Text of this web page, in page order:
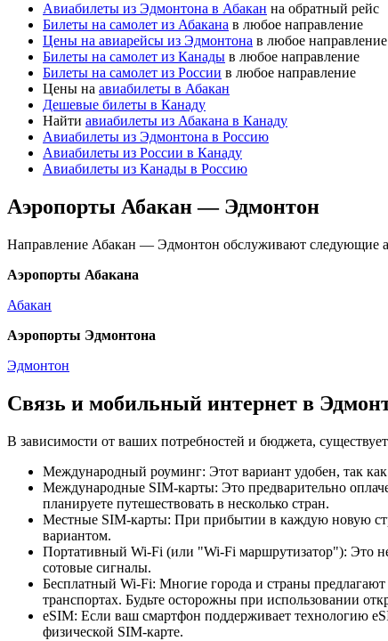
Авиабилеты из Эдмонтона в Абакан на обратный рейс
Билеты на самолет из Абакана в любое направление
Цены на авиарейсы из Эдмонтона в любое направление
Билеты на самолет из Канады в любое направление
Билеты на самолет из России в любое направление
Цены на авиабилеты в Абакан
Дешевые билеты в Канаду
Найти авиабилеты из Абакана в Канаду
Авиабилеты из Эдмонтона в Россию
Авиабилеты из России в Канаду
Авиабилеты из Канады в Россию
Аэропорты Абакан — Эдмонтон
Направление Абакан — Эдмонтон обслуживают следующие
Аэропорты Абакана
Абакан
Аэропорты Эдмонтона
Эдмонтон
Связь и мобильный интернет в
В зависимости от ваших потребностей и бюджета,
Международный роуминг: Этот вариант удобен, так
Международные SIM-карты: Это предварительно
планируете путешествовать в несколько стран.
Местные SIM-карты: При прибытии в каждую новую
вариантом.
Портативный Wi-Fi (или "Wi-Fi маршрутизатор"): Это
сотовые сигналы.
Бесплатный Wi-Fi: Многие города и страны
транспортах. Будьте осторожны при использовании
eSIM: Если ваш смартфон поддерживает технологию
физической SIM-карте.